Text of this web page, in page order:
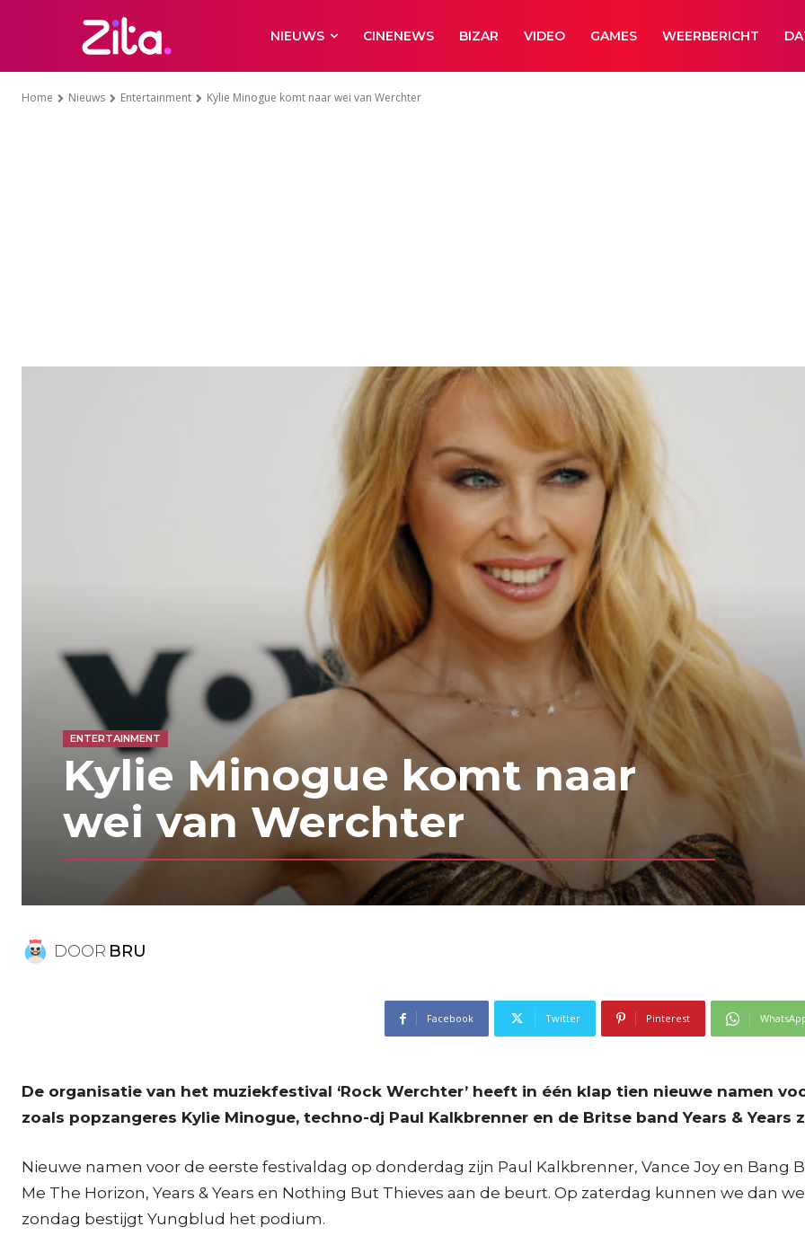
NIEUWS CINENEWS BIZAR VIDEO GAMES WEERBERICHT
Home Nieuws Entertainment Kylie Minogue komt naar wei van Werchter
ENTERTAINMENT
Kylie Minogue komt naar
wei van Werchter
DOOR BRU
Facebook Twitter Pinterest
De organisatie van het muziekfestival ‘Rock Werchter’ heeft in één klap tien nieuwe namen
zoals popzangeres Kylie Minogue, techno-dj Paul Kalkbrenner en de Britse band Years &
Nieuwe namen voor de eerste festivaldag op donderdag zijn Paul Kalkbrenner, Vance Joy en Bang
Me The Horizon, Years & Years en Nothing But Thieves aan de beurt. Op zaterdag kunnen we dan
zondag bestijgt Yungblud het podium.